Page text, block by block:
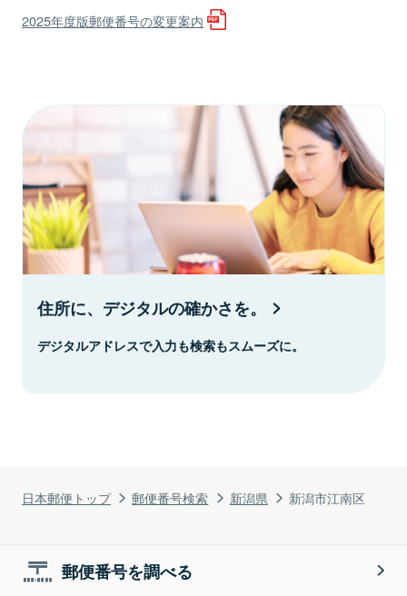
日本郵便トップ 郵便番号検索 新潟県 新潟市江南区
2025年度版郵便番号の変更案内
住所に、デジタルの確かさを。
デジタルアドレスで入力も検索もスムーズに。
郵便番号を調べる